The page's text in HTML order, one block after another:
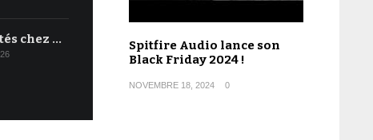
chez …
Spitfire Audio lance son
Black Friday 2024 !
NOVEMBRE 18, 2024 0